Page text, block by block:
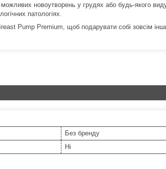
можливих новоутворень у грудях або будь-якого
патологіях.
Pump Premium, щоб подарувати собі зовсім
Без бренду
Ні